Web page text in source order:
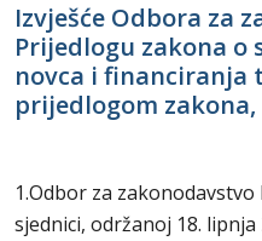
Izvješće Odbora za
Prijedlogu zakona o
novca i financiranja
prijedlogom zakona,
1.Odbor za
sjednici, održanoj 18.